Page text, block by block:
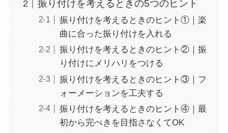
振り付けを考えるときの5つのヒント
振り付けを考えるときのヒント①｜楽
曲に合った振り付けを入れる
振り付けを考えるときのヒント②｜振
り付けにメリハリをつける
振り付けを考えるときのヒント③｜フ
ォーメーションを工夫する
振り付けを考えるときのヒント④｜最
初から完ぺきを目指さなくてOK